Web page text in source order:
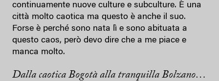
continuamente nuove culture e subculture. È una
città molto caotica ma questo è anche il suo.
Forse è perché sono nata lì e sono abituata a
questo caos, però devo dire che a me piace e
manca molto.
Dalla caotica Bogotà alla tranquilla Bolzano…